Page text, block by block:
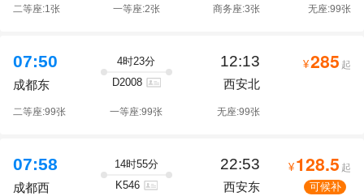
二等座:1张 一等座:2张 商务座:3张 无座:99张
07:50
成都东
4时23分
D2008
12:13
西安北
¥285 起
二等座:99张 一等座:99张 无座:99张
07:58
成都西
14时55分
K546
22:53
西安东
¥ 128.5 起
可候补